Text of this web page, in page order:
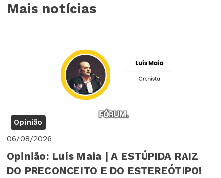
Mais notícias
Opinião
06/08/2026
Opinião: Luís Maia | A ESTÚPIDA RAIZ
DO PRECONCEITO E DO ESTEREÓTIPO!